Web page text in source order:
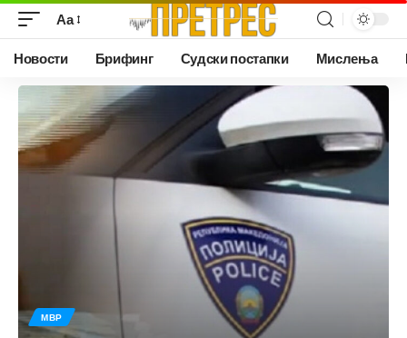
Аа
Новости Брифинг Судски постапки Мислења
МВР